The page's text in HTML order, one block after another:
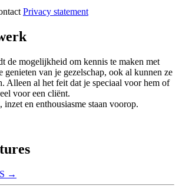
Privacy statement
de mogelijkheid om kennis te maken met
genieten van je gezelschap, ook al kunnen ze
Alleen al het feit dat je speciaal voor hem of
voor een cliënt.
en enthousiasme staan voorop.
→